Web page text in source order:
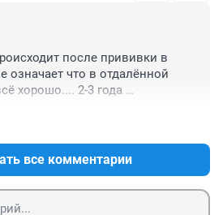
после прививки в
означает что в отдалённой
хорошо.... 2-3 года
все комментарии